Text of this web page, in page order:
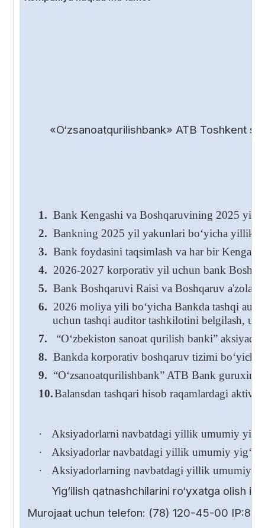
«O‘zsanoatqurilishbank» ATB Toshkent
1. Bank Kengashi va Boshqaruvining 2025 yil
2. Bankning 2025 yil yakunlari bo‘yicha yillik
3. Bank foydasini taqsimlash va har bir
4. 2026-2027 korporativ yil uchun bank
5. Bank Boshqaruvi Raisi va Boshqaruv
6. 2026 moliya yili bo‘yicha Bankda tashqi
uchun tashqi auditor tashkilotini belgilash,
7.
“O‘zbekiston sanoat qurilish banki”
8. Bankda korporativ boshqaruv tizimi
9. “O‘zsanoatqurilishbank” ATB Bank
10.Balansdan tashqari hisob raqamlardagi
·
Aksiyadorlarni navbatdagi yillik umumiy
·
Aksiyadorlar navbatdagi yillik umumiy
·
Aksiyadorlarning navbatdagi yillik umumiy
Yig‘ilish qatnashchilarini ro‘yxatga olish
Murojaat uchun telefon: (78) 120-45-00 IP:85-